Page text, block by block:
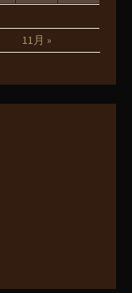
11月 »